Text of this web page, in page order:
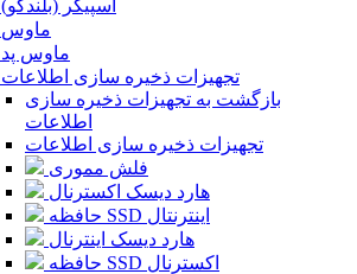
اسپیکر (بلندگو)
ماوس
ماوس پد
تجهیزات ذخیره سازی اطلاعات
بازگشت به تجهیزات ذخیره سازی
اطلاعات
تجهیزات ذخیره سازی اطلاعات
فلش مموری
هارد دیسک اکسترنال
حافظه SSD اینترنتال
هارد دیسک اینترنال
حافظه SSD اکسترنال